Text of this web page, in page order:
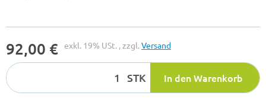
92,00 € exkl. 19% USt. , zzgl.Versand
STK In den Warenkorb